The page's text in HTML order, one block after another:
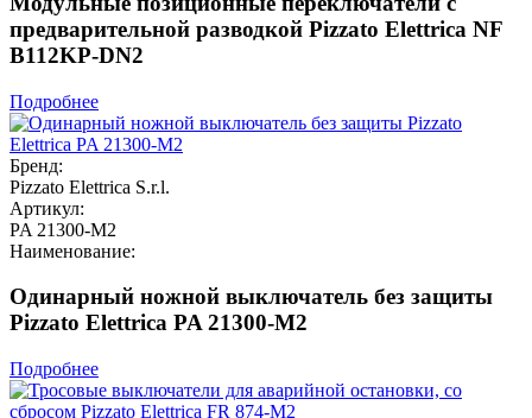
предварительной разводкой Pizzato Elettrica NF
B112KP-DN2
Подробнее
Бренд:
Pizzato Elettrica S.r.l.
Артикул:
PA 21300-M2
Наименование:
Одинарный ножной выключатель без защиты
Pizzato Elettrica PA 21300-M2
Подробнее